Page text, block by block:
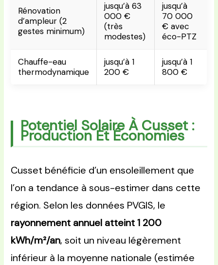
Rénovation
d’ampleur (2
gestes minimum)
jusqu’à 63
000 €
(très
modestes)
jusqu’à
70 000
€ avec
éco-PTZ
Chauffe-eau
thermodynamique
jusqu’à 1
200 €
jusqu’à 1
800 €
Potentiel Solaire À Cusset :
Production Et Économies
Cusset bénéficie d’un ensoleillement que
l’on a tendance à sous-estimer dans cette
région. Selon les données PVGIS, le
rayonnement annuel atteint 1 200
kWh/m²/an, soit un niveau légèrement
inférieur à la moyenne nationale (estimée